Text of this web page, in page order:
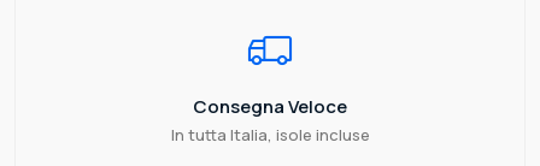
Consegna Veloce
In tutta Italia, isole incluse